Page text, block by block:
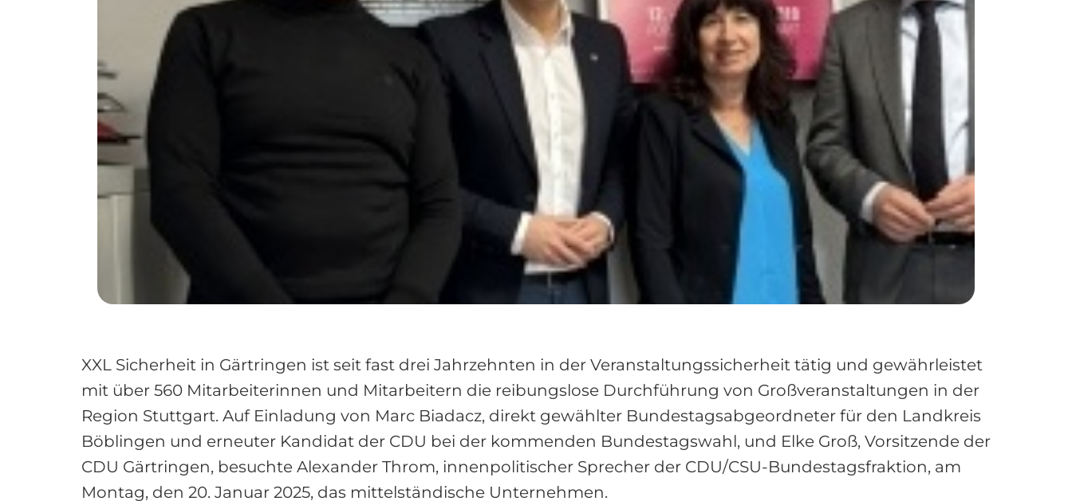
XXL Sicherheit in Gärtringen ist seit fast drei Jahrzehnten in der Veranstaltungssicherheit tätig und gewährleistet
mit über 560 Mitarbeiterinnen und Mitarbeitern die reibungslose Durchführung von Großveranstaltungen in der
Region Stuttgart. Auf Einladung von Marc Biadacz, direkt gewählter Bundestagsabgeordneter für den Landkreis
Böblingen und erneuter Kandidat der CDU bei der kommenden Bundestagswahl, und Elke Groß, Vorsitzende der
CDU Gärtringen, besuchte Alexander Throm, innenpolitischer Sprecher der CDU/CSU-Bundestagsfraktion, am
Montag, den 20. Januar 2025, das mittelständische Unternehmen.